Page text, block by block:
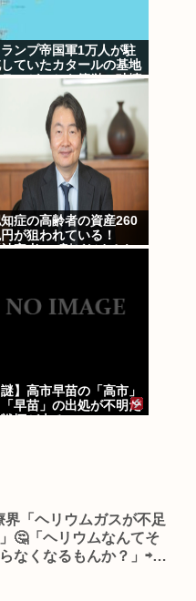
ランプ帝国軍1万人が駐
ていたカタールの基地
ンがいとも簡単に破壊
症の高齢者の資産260
が狙われている！
害者の8割がだまされ
謎】高市早苗の「高市」
「早苗」の出処が不明だ
🤔「ヘリウムなんてそ
なくなるもんか？」⇨判